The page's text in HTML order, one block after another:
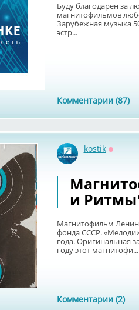
Буду благодарен за
магнитофильмов
Зарубежная музыка
эстр...
Комментарии (87)
kostik
и
Магнитофильм
фонда СССР.
года. Оригинальная
году этот магнитофи...
Комментарии (2)